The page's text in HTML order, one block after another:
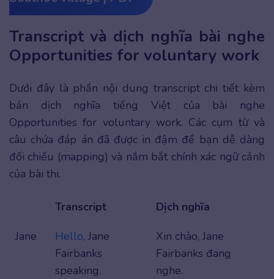
Transcript và dịch nghĩa bài nghe
Opportunities for voluntary work
Dưới đây là phần nội dung transcript chi tiết kèm
bản dịch nghĩa tiếng Việt của bài nghe
Opportunities for voluntary work. Các cụm từ và
câu chứa đáp án đã được in đậm để bạn dễ dàng
đối chiếu (mapping) và nắm bắt chính xác ngữ cảnh
của bài thi.
Transcript
Dịch nghĩa
Jane
Hello, Jane
Fairbanks
speaking.
Xin chào, Jane
Fairbanks đang
nghe.